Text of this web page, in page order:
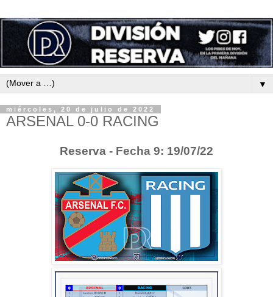
▼
miércoles, 20 de julio de 2022
ARSENAL 0-0 RACING
Reserva - Fecha 9: 19/07/22